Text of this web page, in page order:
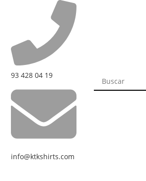
93 428 04 19
info@ktkshirts.com